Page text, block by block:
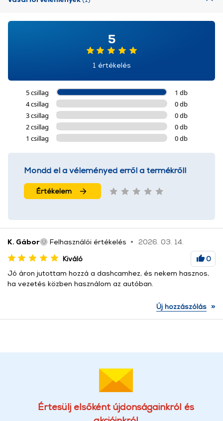
5
1 értékelés
5 csillag
1 db
4 csillag
0 db
3 csillag
0 db
2 csillag
0 db
1 csillag
0 db
Mondd el a véleményed erről a termékről!
Értékelem
K. Gábor Felhasználói értékelés
2026. 03. 14.
Kiváló
0
Jó áron jutottam hozzá a dashcamhez, és nekem hasznos,
ha vezetés közben használom az autóban.
Új hozzászólás »
Értesülj elsőként újdonságainkról és